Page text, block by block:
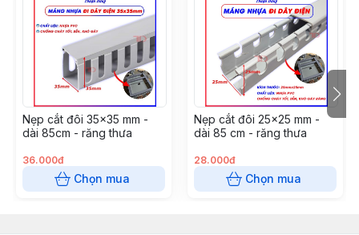
Nẹp cắt đôi 35x35 mm -
dài 85cm - răng thưa
36.000đ
Chọn mua
Nẹp cắt đôi 25x25 mm -
dài 85 cm - răng thưa
28.000đ
Chọn mua